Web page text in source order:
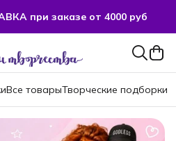
при заказе от 4000 руб
при заказе от 4000 руб
Все товарыТворческие подборки